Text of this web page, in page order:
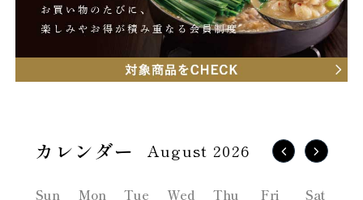
August 2026
Sun Mon Tue Wed Thu Fri Sat